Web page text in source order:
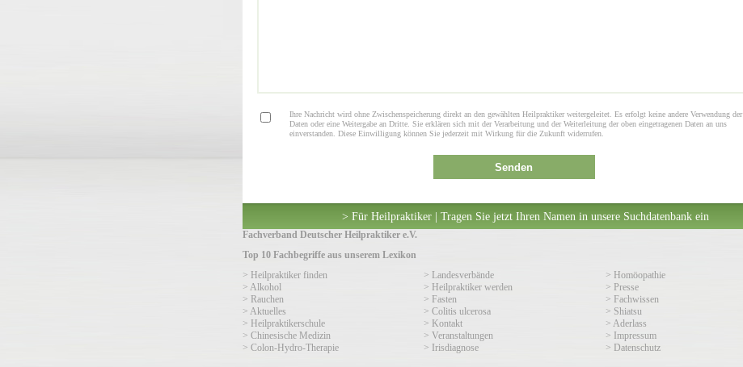
Ihre Nachricht wird ohne Zwischenspeicherung direkt an den gewählten Heilpraktiker weitergeleitet. Es erfolgt keine andere Verwendung der
Daten oder eine Weitergabe an Dritte. Sie erklären sich mit der Verarbeitung und der Weiterleitung der oben eingetragenen Daten an uns
einverstanden. Diese Einwilligung können Sie jederzeit mit Wirkung für die Zukunft widerrufen.
Senden
> Für Heilpraktiker | Tragen Sie jetzt Ihren Namen in unsere Suchdatenbank ein
Fachverband Deutscher Heilpraktiker e.V.
Top 10 Fachbegriffe aus unserem Lexikon
> Heilpraktiker finden
> Landesverbände
> Homöopathie
> Alkohol
> Heilpraktiker werden
> Presse
> Rauchen
> Fasten
> Fachwissen
> Aktuelles
> Colitis ulcerosa
> Shiatsu
> Heilpraktikerschule
> Kontakt
> Aderlass
> Chinesische Medizin
> Veranstaltungen
> Impressum
> Colon-Hydro-Therapie
> Irisdiagnose > Datenschutz